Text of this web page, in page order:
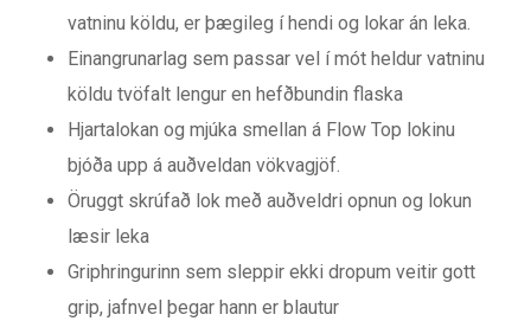
vatninu köldu, er þægileg í hendi og lokar án leka.
Einangrunarlag sem passar vel í mót heldur vatninu
köldu tvöfalt lengur en hefðbundin flaska
Hjartalokan og mjúka smellan á Flow Top lokinu
bjóða upp á auðveldan vökvagjöf.
Öruggt skrúfað lok með auðveldri opnun og lokun
læsir leka
Griphringurinn sem sleppir ekki dropum veitir gott
grip, jafnvel þegar hann er blautur